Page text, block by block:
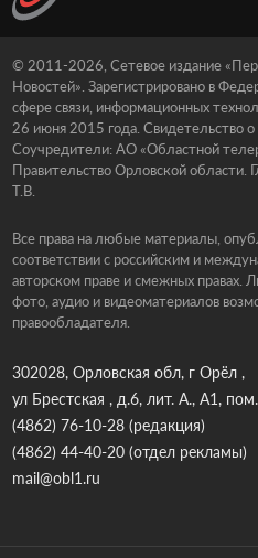
© 2011-2026, Сетевое издание
Новостей». Зарегистрировано в
сфере связи, информационных
26 июня 2015 года. Свидетельство
Соучредители: АО «Областной
Правительство Орловской области.
Т.В.
Все права на любые материалы,
соответствии с российским и
авторском праве и смежных правах.
фото, аудио и видеоматериалов
правообладателя.
302028, Орловская обл, г Орёл ,
ул Брестская , д.6, лит. А., А1,
(4862) 76-10-28(редакция)
(4862) 44-40-20(отдел рекламы)
mail@obl1.ru